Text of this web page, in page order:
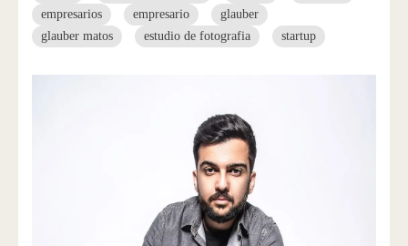
empresarios
empresario
glauber
glauber matos
estudio de fotografia startup